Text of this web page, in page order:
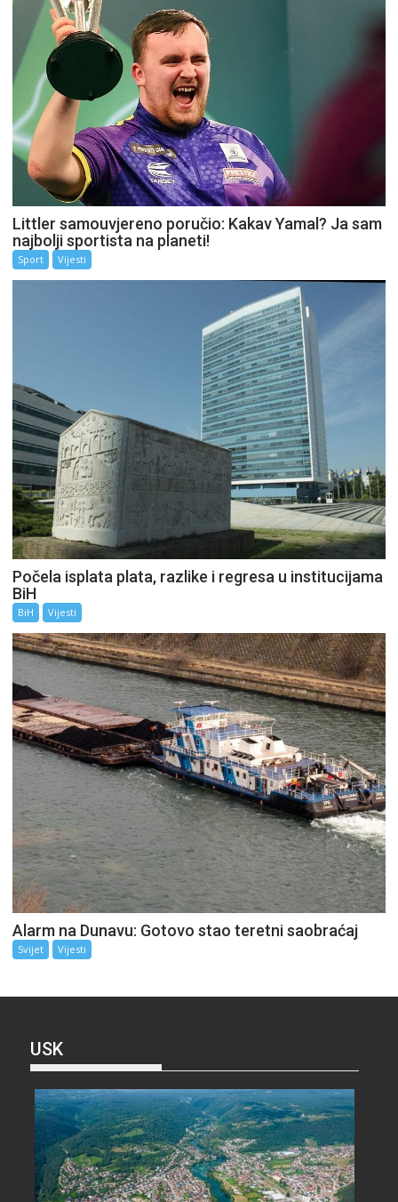
Littler samouvjereno poručio: Kakav Yamal? Ja sam
najbolji sportista na planeti!
Sport Vijesti
Počela isplata plata, razlike i regresa u institucijama
BiH
BiH Vijesti
Alarm na Dunavu: Gotovo stao teretni saobraćaj
Svijet Vijesti
USK